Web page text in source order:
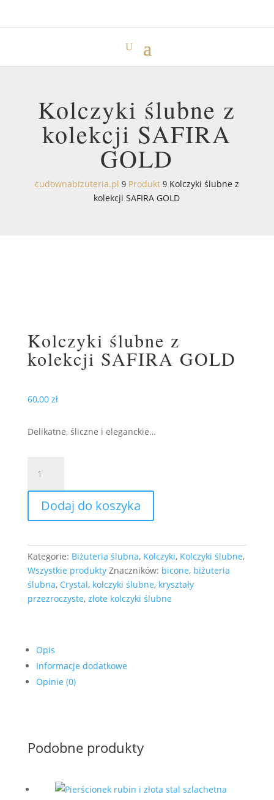
Kolczyki ślubne z
kolekcji SAFIRA
GOLD
cudownabizuteria.pl 9 Produkt 9 Kolczyki ślubne z
kolekcji SAFIRA GOLD
Kolczyki ślubne z
kolekcji SAFIRA GOLD
60,00 zł
Delikatne, śliczne i eleganckie…
Kolczyki
ślubne
kolekcji
GOLD
Dodaj do koszyka
Kategorie: Biżuteria ślubna, Kolczyki, Kolczyki ślubne,
Wszystkie produkty Znaczników: bicone, biżuteria
ślubna, Crystal, kolczyki ślubne, kryształy
przezroczyste, złote kolczyki ślubne
Opis
Informacje dodatkowe
Opinie (0)
Podobne produkty